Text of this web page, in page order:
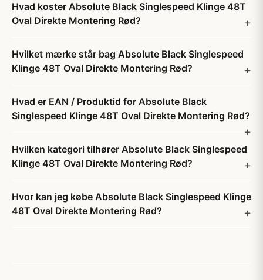
Hvad koster Absolute Black Singlespeed Klinge 48T
Oval Direkte Montering Rød?
Hvilket mærke står bag Absolute Black Singlespeed
Klinge 48T Oval Direkte Montering Rød?
Hvad er EAN / Produktid for Absolute Black
Singlespeed Klinge 48T Oval Direkte Montering Rød?
Hvilken kategori tilhører Absolute Black Singlespeed
Klinge 48T Oval Direkte Montering Rød?
Hvor kan jeg købe Absolute Black Singlespeed Klinge
48T Oval Direkte Montering Rød?